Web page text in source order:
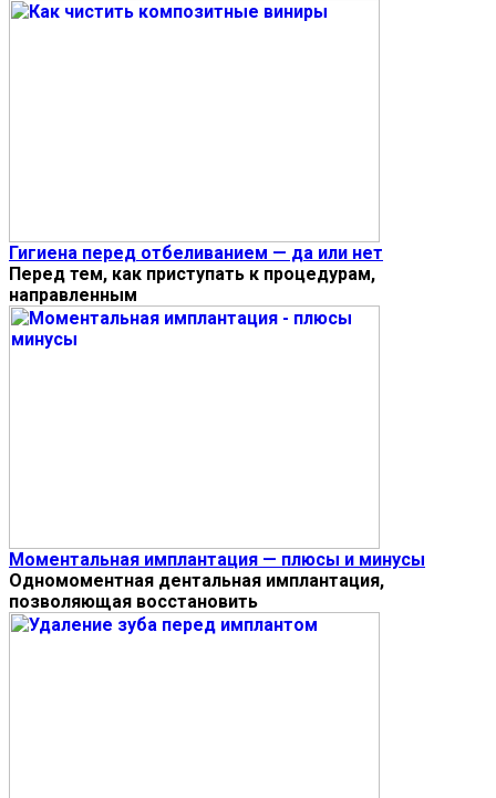
Гигиена перед отбеливанием — да или нет
Перед тем, как приступать к процедурам,
направленным
Моментальная имплантация — плюсы и минусы
Одномоментная дентальная имплантация,
позволяющая восстановить